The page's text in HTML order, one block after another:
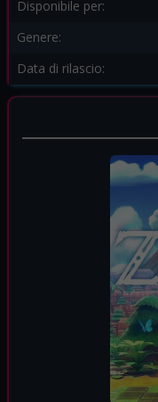
Disponibile per:
Genere:
Data di rilascio: